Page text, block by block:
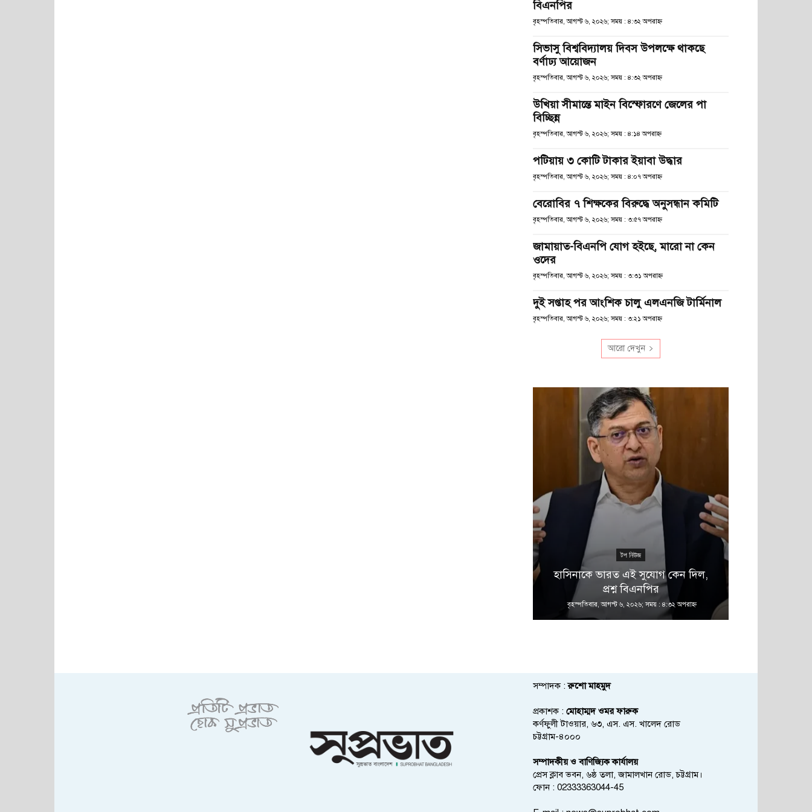
বিএনপির
বৃহস্পতিবার, আগস্ট ৬, ২০২৬; সময় : ৪:৩২ অপরাহ্ণ
সিভাসু বিশ্ববিদ্যালয় দিবস উপলক্ষে থাকছে
বর্ণাঢ্য আয়োজন
বৃহস্পতিবার, আগস্ট ৬, ২০২৬; সময় : ৪:৩২ অপরাহ্ণ
উখিয়া সীমান্তে মাইন বিস্ফোরণে জেলের পা
বিচ্ছিন্ন
বৃহস্পতিবার, আগস্ট ৬, ২০২৬; সময় : ৪:১৪ অপরাহ্ণ
পটিয়ায় ৩ কোটি টাকার ইয়াবা উদ্ধার
বৃহস্পতিবার, আগস্ট ৬, ২০২৬; সময় : ৪:০৭ অপরাহ্ণ
বেরোবির ৭ শিক্ষকের বিরুদ্ধে অনুসন্ধান কমিটি
বৃহস্পতিবার, আগস্ট ৬, ২০২৬; সময় : ৩:৫৭ অপরাহ্ণ
জামায়াত-বিএনপি যোগ হইছে, মারো না কেন
ওদের
বৃহস্পতিবার, আগস্ট ৬, ২০২৬; সময় : ৩:৩১ অপরাহ্ণ
দুই সপ্তাহ পর আংশিক চালু এলএনজি টার্মিনাল
বৃহস্পতিবার, আগস্ট ৬, ২০২৬; সময় : ৩:২১ অপরাহ্ণ
আরো দেখুন
টপ নিউজ
হাসিনাকে ভারত এই সুযোগ কেন দিল,
প্রশ্ন বিএনপির
বৃহস্পতিবার, আগস্ট ৬, ২০২৬; সময় : ৪:৩২ অপরাহ্ণ
সম্পাদক :রুশো মাহমুদ
প্রকাশক : মোহাম্মদ ওমর ফারুক
কর্ণফুলী টাওয়ার, ৬৩, এস. এস. খালেদ রোড
চট্টগ্রাম-৪০০০
সম্পাদকীয় ও বাণিজ্যিক কার্যালয়
প্রেস ক্লাব ভবন, ৬ষ্ঠ তলা, জামালখান রোড, চট্টগ্রাম।
ফোন : 02333363044-45